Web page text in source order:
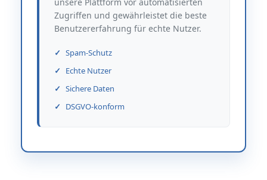
Zugriffen und gewährleistet die beste
Benutzererfahrung für echte Nutzer.
Spam-Schutz
Echte Nutzer
Sichere Daten
DSGVO-konform